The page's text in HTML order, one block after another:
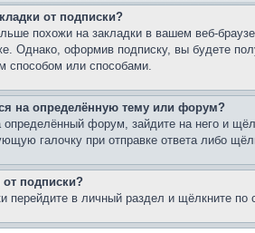
от подписки?
похожи на закладки в вашем веб-
Однако, оформив подписку, вы будете
способом или способами.
на определённую тему или форум?
определённый форум, зайдите на него и
галочку при отправке ответа либо
от подписки?
перейдите в личный раздел и щёлкните по